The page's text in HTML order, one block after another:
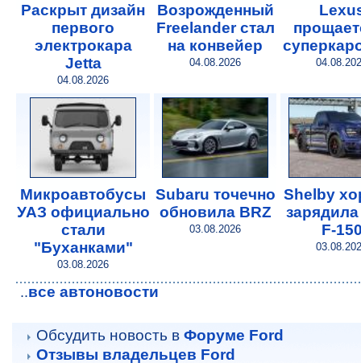
Раскрыт дизайн
первого
электрокара
Jetta
04.08.2026
Возрожденный
Freelander стал
на конвейер
04.08.2026
Микроавтобусы
УАЗ официально
стали
"Буханками"
03.08.2026
Subaru точечно
обновила BRZ
03.08.2026
Shelby
F-
..все автоновости
Обсудить новость в Форуме Ford
Отзывы владельцев Ford